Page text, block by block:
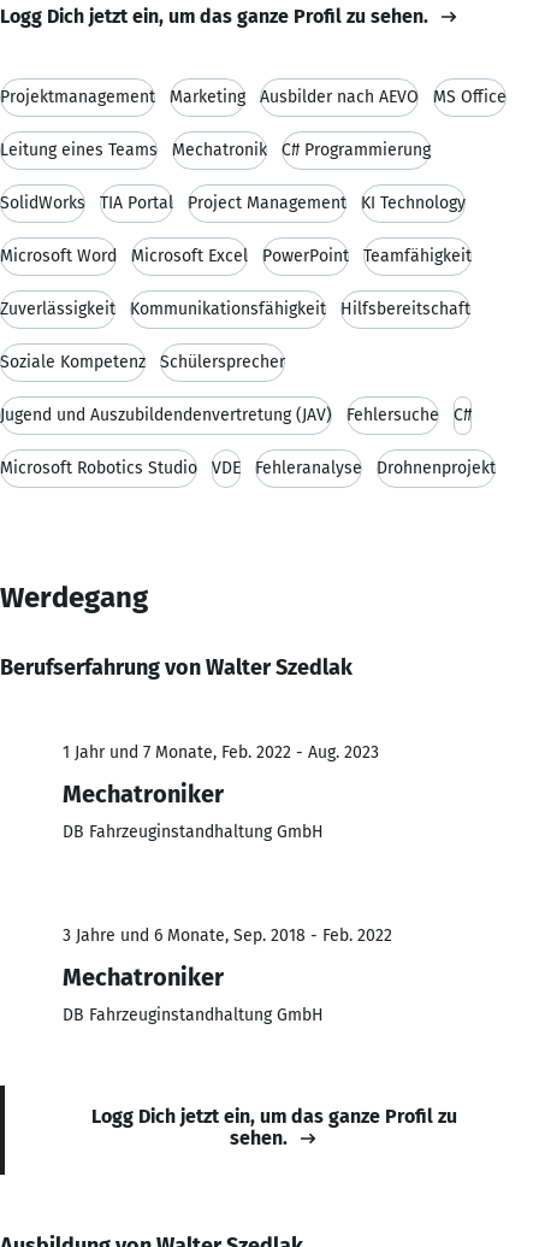
Logg Dich jetzt ein, um das ganze Profil zu sehen.
Projektmanagement Marketing Ausbilder nach AEVO MS Office
Leitung eines Teams Mechatronik C# Programmierung
SolidWorks TIA Portal Project Management KI Technology
Microsoft Word Microsoft Excel PowerPoint Teamfähigkeit
Zuverlässigkeit Kommunikationsfähigkeit Hilfsbereitschaft
Soziale Kompetenz Schülersprecher
Jugend und Auszubildendenvertretung (JAV) Fehlersuche C#
Microsoft Robotics Studio VDE Fehleranalyse Drohnenprojekt
Werdegang
Berufserfahrung von Walter Szedlak
1 Jahr und 7 Monate, Feb. 2022 - Aug. 2023
Mechatroniker
DB Fahrzeuginstandhaltung GmbH
3 Jahre und 6 Monate, Sep. 2018 - Feb. 2022
Mechatroniker
DB Fahrzeuginstandhaltung GmbH
Logg Dich jetzt ein, um das ganze Profil zu
sehen.